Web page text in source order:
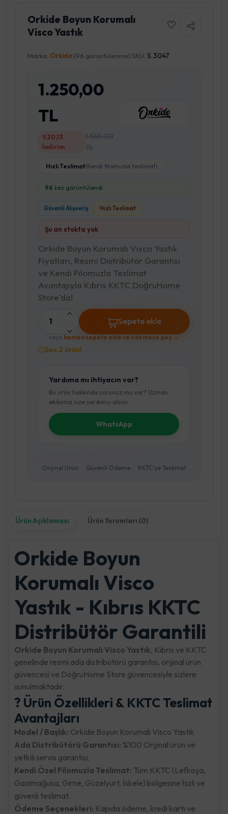
Orkide Boyun Korumalı
Visco Yastık
Marka: Orkide (96 görüntülenme) SKU: S.3047
1.250,00
TL
%20,13
İndirim
1.565,00
TL
Hızlı Teslimat(Kendi filomuzla teslimat)
96 kez görüntülendi
Güvenli Alışveriş Hızlı Teslimat
Şu an stokta yok
Orkide Boyun Korumalı Visco Yastık
Fiyatları, Resmi Distribütör Garantisi
ve Kendi Filomuzla Teslimat
Avantajıyla Kıbrıs KKTC DoğruHome
Store'da!
1 Sepete ekle
veya hemen sepete ekle ve ödemeye geç →
Son 2 ürün!
Yardıma mı ihtiyacın var?
Bu ürün hakkında sorunuz mu var? Uzman
ekibimiz size yardımcı olsun.
WhatsApp
Orijinal Ürün Güvenli Ödeme KKTC'ye Teslimat
Ürün Açıklaması Ürün Yorumları (0)
Orkide Boyun
Korumalı Visco
Yastık - Kıbrıs KKTC
Distribütör Garantili
Orkide Boyun Korumalı Visco Yastık, Kıbrıs ve KKTC
genelinde resmi ada distribütörü garantisi, orijinal ürün
güvencesi ve DoğruHome Store güvencesiyle sizlere
sunulmaktadır.
? Ürün Özellikleri & KKTC Teslimat
Avantajları
Model / Başlık: Orkide Boyun Korumalı Visco Yastık
Ada Distribütörü Garantisi: %100 Orijinal ürün ve
yetkili servis garantisi.
Kendi Özel Filomuzla Teslimat: Tüm KKTC (Lefkoşa,
Gazimağusa, Girne, Güzelyurt, İskele) bölgesine hızlı ve
güvenli teslimat.
Ödeme Seçenekleri: Kapıda ödeme, kredi kartı ve